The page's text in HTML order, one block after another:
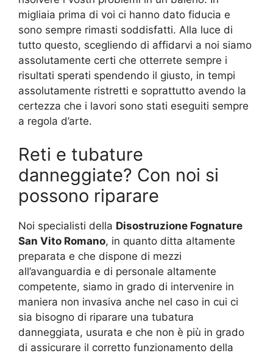
migliaia prima di voi ci hanno dato fiducia e
sono sempre rimasti soddisfatti. Alla luce di
tutto questo, scegliendo di affidarvi a noi siamo
assolutamente certi che otterrete sempre i
risultati sperati spendendo il giusto, in tempi
assolutamente ristretti e soprattutto avendo la
certezza che i lavori sono stati eseguiti sempre
a regola d’arte.
Reti e tubature
danneggiate? Con noi si
possono riparare
Noi specialisti della Disostruzione Fognature
San Vito Romano, in quanto ditta altamente
preparata e che dispone di mezzi
all’avanguardia e di personale altamente
competente, siamo in grado di intervenire in
maniera non invasiva anche nel caso in cui ci
sia bisogno di riparare una tubatura
danneggiata, usurata e che non è più in grado
di assicurare il corretto funzionamento della